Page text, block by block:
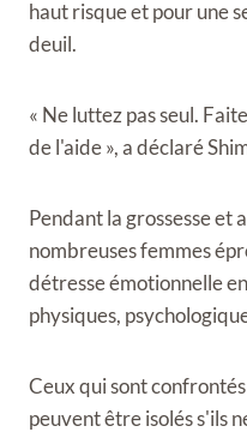
haut risque et pour une
deuil.
« Ne luttez pas seul.
de l'aide », a déclaré
Pendant la grossesse et
nombreuses femmes
détresse émotionnelle
physiques,
Ceux qui sont
peuvent être isolés s'ils